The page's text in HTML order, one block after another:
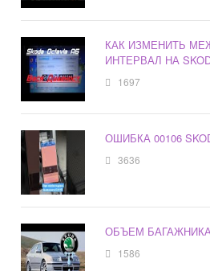
КАК ИЗМЕНИТЬ
ИНТЕРВАЛ НА
1697
ОШИБКА 00106
3636
ОБЪЕМ БАГАЖНИКА
1586